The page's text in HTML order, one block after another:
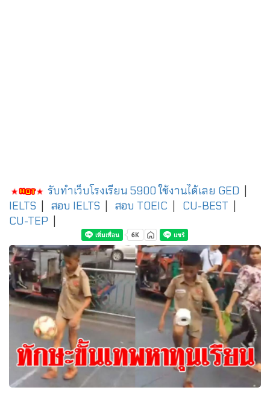
รับทำเว็บโรงเรียน 5900 ใช้งานได้เลย GED
IELTS
สอบ IELTS สอบ TOEIC CU-BEST
CU-TEP